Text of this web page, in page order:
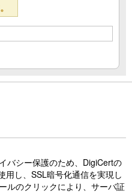
バシー保護のため、DigiCertの
用し、SSL暗号化通信を実現し
ルのクリックにより、サーバ証